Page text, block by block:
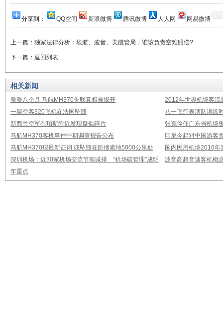
分享到： QQ空间 新浪微博 腾讯微博 人人网 网易微博
上一篇： 独家法律分析：埃航、波音、美航管局，谁该负责空难赔偿?
下一篇： 返回列表
相关新闻
整整八个月 马航MH370失联真相被揭开
2012年世界机场客流
一架空客320飞机在法国坠毁
八一飞行表演队训练
新西兰空军在珀斯附近发现疑似碎片
张克俭任广东省机场
马航MH370客机事件中期调查报告公布
印尼今起对中国游客
马航MH370现最新证词 或坠毁在距搜索地5000公里处
国内民用机场2016年
深圳机场：近30家机场交流节能减排 “机场碳管理”成明
年重点
波音高超音速客机概